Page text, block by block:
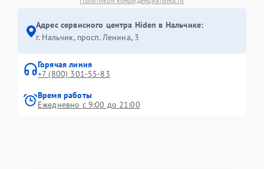
Адрес сервисного центра Hiden в Нальчике:
г. Нальчик, просп. Ленина, 3
Горячая линия
+7 (800) 301-55-83
Время работы
Ежедневно с 9:00 до 21:00